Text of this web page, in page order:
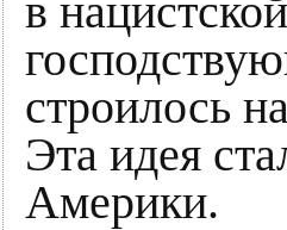
в
строилось
Эта идея
Америки.